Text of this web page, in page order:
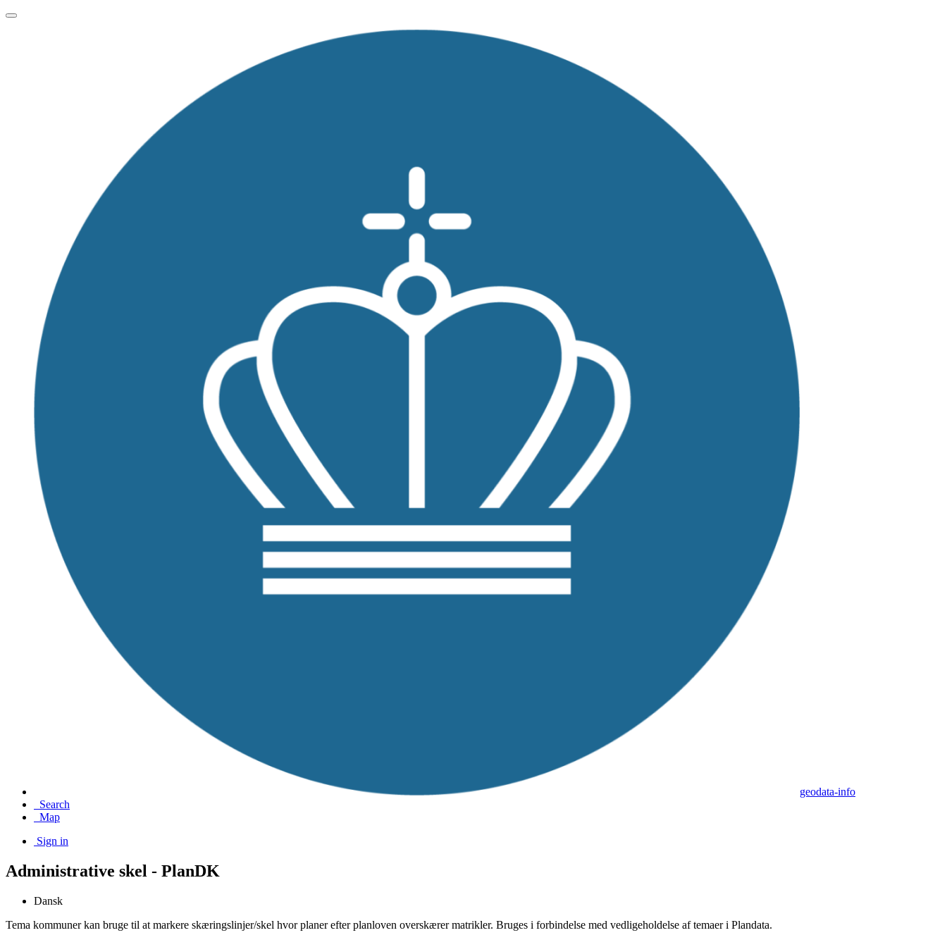
geodata-info
Search
Map
Sign in
Administrative skel - PlanDK
Dansk
Tema kommuner kan bruge til at markere skæringslinjer/skel hvor planer efter planloven overskærer matrikler. Bruges i forbindelse med vedligeholdelse af temaer i Plandata.